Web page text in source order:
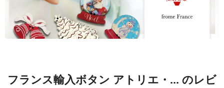
フランス輸入ボタン アトリエ・... のレビ